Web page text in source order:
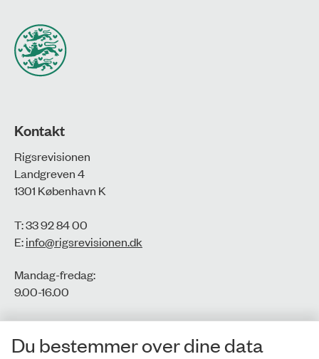
Kontakt
Rigsrevisionen
Landgreven 4
1301 København K
T: 33 92 84 00
E:info@rigsrevisionen.dk
Mandag-fredag:
9.00-16.00​
CVR-nr.: 77806113
EAN-nr.: 5798000016002
Du bestemmer over dine data